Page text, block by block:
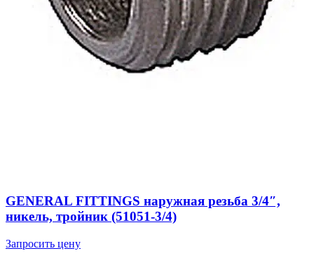
GENERAL FITTINGS наружная резьба 3/4″,
никель, тройник (51051-3/4)
Запросить цену